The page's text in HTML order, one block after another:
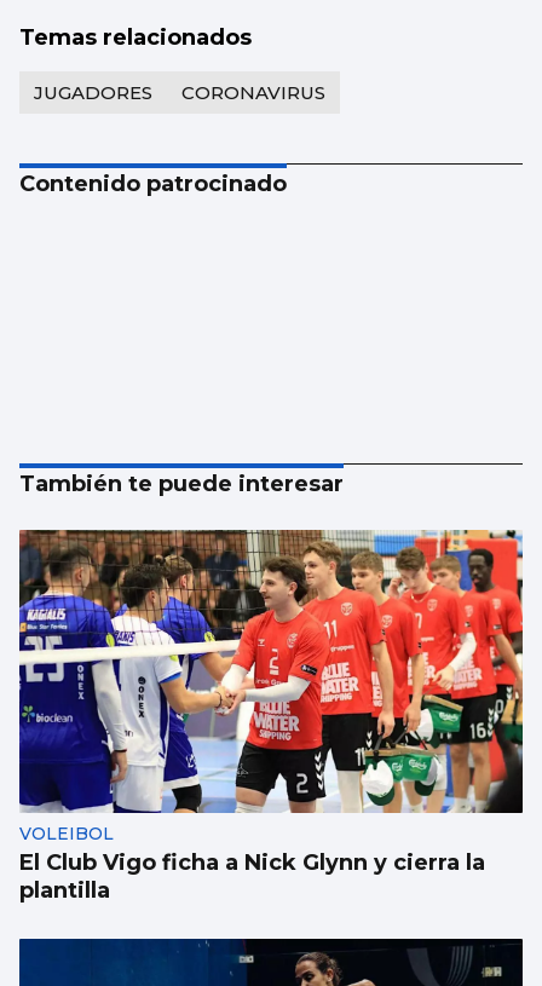
Temas relacionados
JUGADORES CORONAVIRUS
Contenido patrocinado
También te puede interesar
VOLEIBOL
El Club Vigo ficha a Nick Glynn y cierra la
plantilla